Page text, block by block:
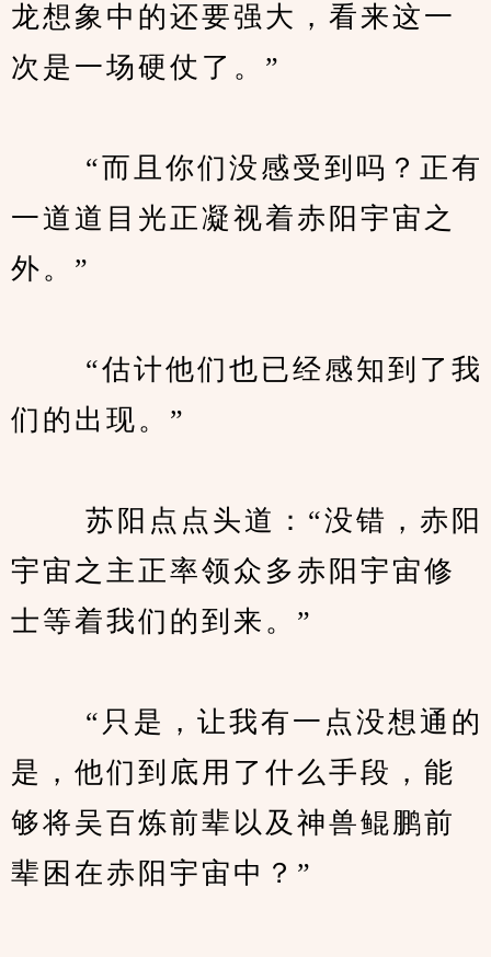
龙想象中的还要强大，看来这一
次是一场硬仗了。”
“而且你们没感受到吗？正有
一道道目光正凝视着赤阳宇宙之
外。”
“估计他们也已经感知到了我
们的出现。”
苏阳点点头道：“没错，赤阳
宇宙之主正率领众多赤阳宇宙修
士等着我们的到来。”
“只是，让我有一点没想通的
是，他们到底用了什么手段，能
够将吴百炼前辈以及神兽鲲鹏前
辈困在赤阳宇宙中？”